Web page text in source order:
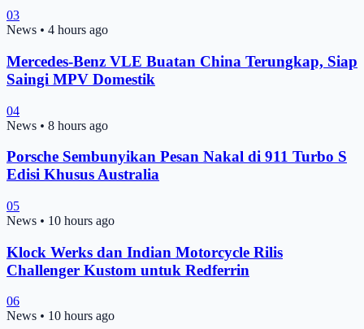
03
News • 4 hours ago
Mercedes-Benz VLE Buatan China Terungkap, Siap
Saingi MPV Domestik
04
News • 8 hours ago
Porsche Sembunyikan Pesan Nakal di 911 Turbo S
Edisi Khusus Australia
05
News • 10 hours ago
Klock Werks dan Indian Motorcycle Rilis
Challenger Kustom untuk Redferrin
06
News • 10 hours ago